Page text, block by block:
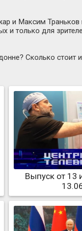
и Максим Траньков
и только для
Сколько стоит
Выпуск от 13